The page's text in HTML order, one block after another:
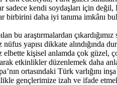
sadece kendi soydaşları için
birbirini daha iyi tanıma imkânı
araştırmalardan
yapısı dikkate alındığında
kişisel anlamda çok güzel,
etkinlikler düzenlemek daha
ortasındaki Türk varlığını
gençlerimize izah ve ifade